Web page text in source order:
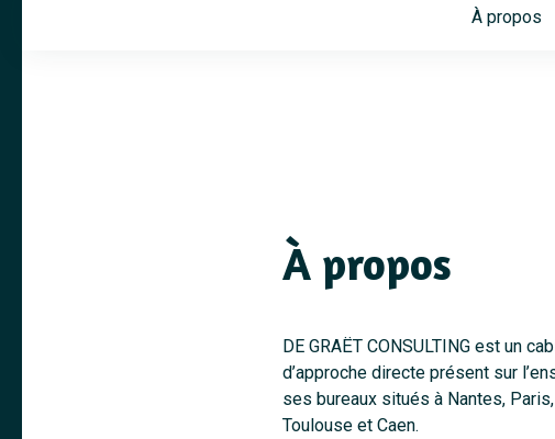
À propos
À propos
DE GRAËT CONSULTING est un
d’approche directe présent sur
ses bureaux situés à Nantes,
Toulouse et Caen.